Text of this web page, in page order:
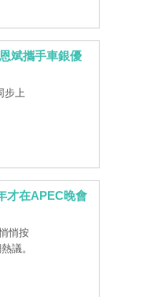
斌攜手車銀優
步上
才在APEC晚會
悄按
議。